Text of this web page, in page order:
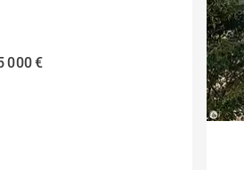
000 €